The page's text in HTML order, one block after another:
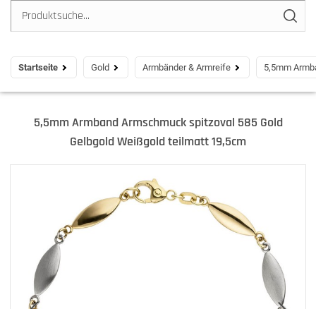
Startseite Gold Armbänder & Armreife 5,5mm
5,5mm Armband Armschmuck spitzoval 585 Gold
Gelbgold Weißgold teilmatt 19,5cm